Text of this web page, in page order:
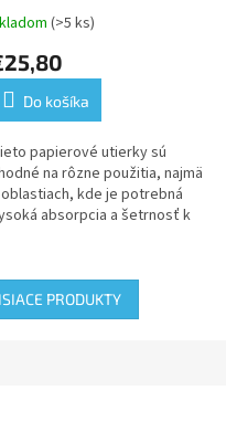
100%celulóza 4000ks
5,0
(>5 ks)
Do košíka
papierové utierky sú
na rôzne použitia, najmä
kde je potrebná
absorpcia a šetrnosť k
PRODUKTY